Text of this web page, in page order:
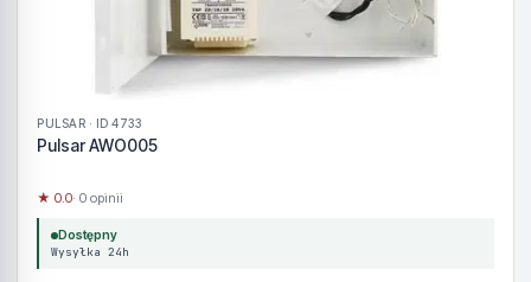
PULSAR · ID 4733
Pulsar AWO005
★ 0.0· 0 opinii
Dostępny
Wysyłka 24h